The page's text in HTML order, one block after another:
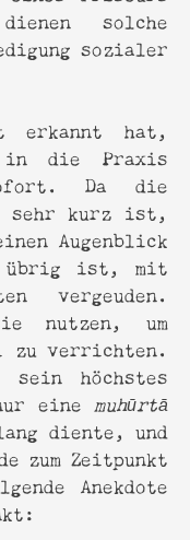
solche
sozialer
erkannt hat,
die Praxis
Da die
sehr kurz ist,
Augenblick
übrig ist, mit
vergeuden.
nutzen, um
zu verrichten.
sein höchstes
eine muhūrtā
diente, und
zum Zeitpunkt
Anekdote